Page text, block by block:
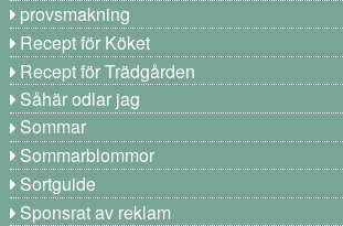
provsmakning
Recept för Köket
Recept för Trädgården
Såhär odlar jag
Sommar
Sommarblommor
Sortguide
Sponsrat av reklam